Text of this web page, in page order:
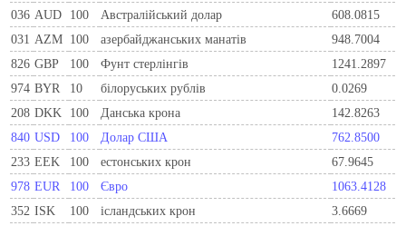
036 AUD 100 Австралійський долар
608.0815
031 AZM 100 азербайджанських манатів
948.7004
826 GBP 100 Фунт стерлінгів
1241.2897
974 BYR 10 білоруських рублів
0.0269
208 DKK 100 Данська крона
142.8263
840 USD 100 Долар США
762.8500
233 EEK 100 естонських крон
67.9645
978 EUR 100 Євро
1063.4128
352 ISK 100 ісландських крон
3.6669